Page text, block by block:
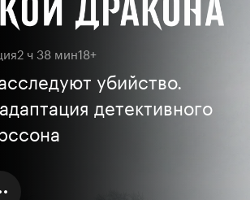
2 ч 38 мин18+
убийство.
детективного